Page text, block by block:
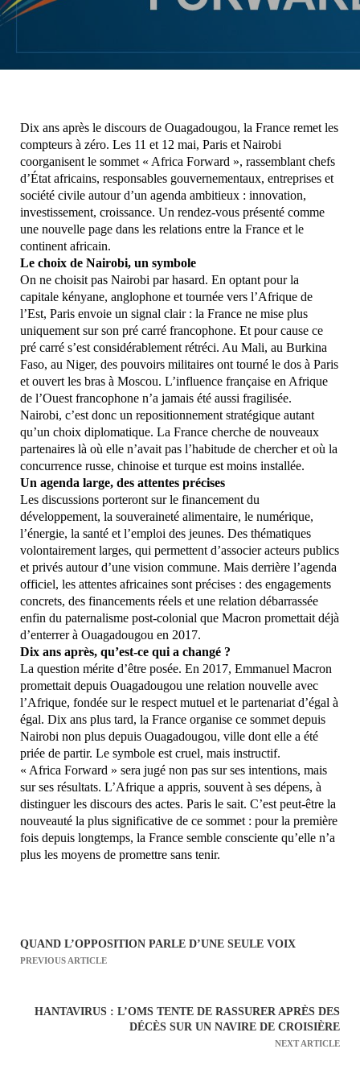
Dix ans après le discours de Ouagadougou, la France remet les
compteurs à zéro. Les 11 et 12 mai, Paris et Nairobi
coorganisent le sommet « Africa Forward », rassemblant chefs
d’État africains, responsables gouvernementaux, entreprises et
société civile autour d’un agenda ambitieux : innovation,
investissement, croissance. Un rendez-vous présenté comme
une nouvelle page dans les relations entre la France et le
continent africain.
Le choix de Nairobi, un symbole
On ne choisit pas Nairobi par hasard. En optant pour la
capitale kényane, anglophone et tournée vers l’Afrique de
l’Est, Paris envoie un signal clair : la France ne mise plus
uniquement sur son pré carré francophone. Et pour cause ce
pré carré s’est considérablement rétréci. Au Mali, au Burkina
Faso, au Niger, des pouvoirs militaires ont tourné le dos à Paris
et ouvert les bras à Moscou. L’influence française en Afrique
de l’Ouest francophone n’a jamais été aussi fragilisée.
Nairobi, c’est donc un repositionnement stratégique autant
qu’un choix diplomatique. La France cherche de nouveaux
partenaires là où elle n’avait pas l’habitude de chercher et où la
concurrence russe, chinoise et turque est moins installée.
Un agenda large, des attentes précises
Les discussions porteront sur le financement du
développement, la souveraineté alimentaire, le numérique,
l’énergie, la santé et l’emploi des jeunes. Des thématiques
volontairement larges, qui permettent d’associer acteurs publics
et privés autour d’une vision commune. Mais derrière l’agenda
officiel, les attentes africaines sont précises : des engagements
concrets, des financements réels et une relation débarrassée
enfin du paternalisme post-colonial que Macron promettait déjà
d’enterrer à Ouagadougou en 2017.
Dix ans après, qu’est-ce qui a changé ?
La question mérite d’être posée. En 2017, Emmanuel Macron
promettait depuis Ouagadougou une relation nouvelle avec
l’Afrique, fondée sur le respect mutuel et le partenariat d’égal à
égal. Dix ans plus tard, la France organise ce sommet depuis
Nairobi non plus depuis Ouagadougou, ville dont elle a été
priée de partir. Le symbole est cruel, mais instructif.
« Africa Forward » sera jugé non pas sur ses intentions, mais
sur ses résultats. L’Afrique a appris, souvent à ses dépens, à
distinguer les discours des actes. Paris le sait. C’est peut-être la
nouveauté la plus significative de ce sommet : pour la première
fois depuis longtemps, la France semble consciente qu’elle n’a
plus les moyens de promettre sans tenir.
N
QUAND L’OPPOSITION PARLE D’UNE SEULE VOIX
PREVIOUS ARTICLE
HANTAVIRUS : L’OMS TENTE DE RASSURER APRÈS DES
DÉCÈS SUR UN NAVIRE DE CROISIÈRE
NEXT ARTICLE